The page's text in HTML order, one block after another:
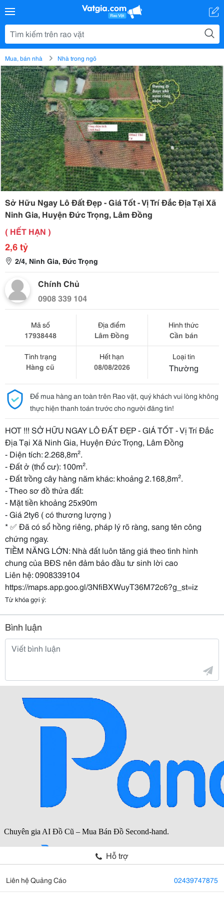
Mua, bán nhà Nhà trong ngõ
Sở Hữu Ngay Lô Đất Đẹp - Giá Tốt - Vị Trí Đắc Địa Tại Xã
Ninh Gia, Huyện Đức Trọng, Lâm Đồng
( HẾT HẠN )
2,6 tỷ
2/4, Ninh Gia, Đức Trọng
Chính Chủ
0908 339 104
Mã số
17938448
Địa điểm
Lâm Đồng
Hình thức
Cần bán
Tình trạng
Hàng cũ
Hết hạn
08/08/2026
Loại tin
Thường
Để mua hàng an toàn trên Rao vặt, quý khách vui lòng không
thực hiện thanh toán trước cho người đăng tin!
HOT !!! SỞ HỮU NGAY LÔ ĐẤT ĐẸP - GIÁ TỐT - Vị Trí Đắc
Địa Tại Xã Ninh Gia, Huyện Đức Trọng, Lâm Đồng
- Diện tích: 2.268,8m².
- Đất ở (thổ cư): 100m².
- Đất trồng cây hàng năm khác: khoảng 2.168,8m².
- Theo sơ đồ thửa đất:
- Mặt tiền khoảng 25x90m
- Giá 2ty6 ( có thương lượng )
* ✅ Đã có sổ hồng riêng, pháp lý rõ ràng, sang tên công
chứng ngay.
TIỀM NĂNG LỚN: Nhà đất luôn tăng giá theo tình hình
chung của BĐS nên đảm bảo đầu tư sinh lời cao
Liên hệ: 0908339104
https://maps.app.goo.gl/3NfiBXWuyT36M72c6?g_st=iz
Từ khóa gợi ý:
Bình luận
Hỗ trợ
Liên hệ Quảng Cáo 02439747875